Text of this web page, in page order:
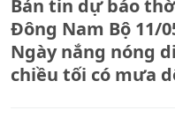
Bản tin dự báo
Đông Nam Bộ 11/
Ngày nắng nóng
chiều tối có mưa